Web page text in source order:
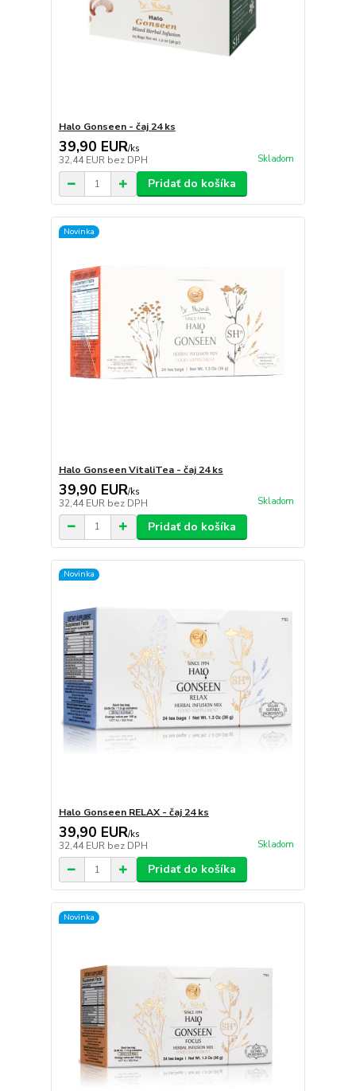
Halo Gonseen - čaj 24 ks
39,90 EUR/ks
32,44 EUR bez DPH Skladom
Pridať do košíka
Novinka
Halo Gonseen VitaliTea - čaj 24 ks
39,90 EUR/ks
32,44 EUR bez DPH Skladom
Pridať do košíka
Novinka
Halo Gonseen RELAX - čaj 24 ks
39,90 EUR/ks
32,44 EUR bez DPH Skladom
Pridať do košíka
Novinka